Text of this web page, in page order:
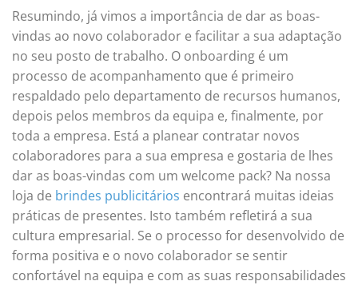
Resumindo, já vimos a importância de dar as boas-
vindas ao novo colaborador e facilitar a sua adaptação
no seu posto de trabalho. O onboarding é um
processo de acompanhamento que é primeiro
respaldado pelo departamento de recursos humanos,
depois pelos membros da equipa e, finalmente, por
toda a empresa. Está a planear contratar novos
colaboradores para a sua empresa e gostaria de lhes
dar as boas-vindas com um welcome pack? Na nossa
loja de brindes publicitários encontrará muitas ideias
práticas de presentes. Isto também refletirá a sua
cultura empresarial. Se o processo for desenvolvido de
forma positiva e o novo colaborador se sentir
confortável na equipa e com as suas responsabilidades